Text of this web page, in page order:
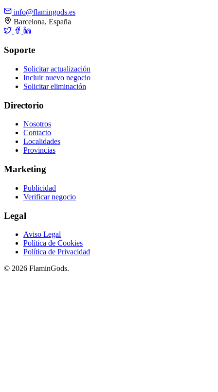
info@flamingods.es
Barcelona, España
Soporte
Solicitar actualización
Incluir nuevo negocio
Solicitar eliminación
Directorio
Nosotros
Contacto
Localidades
Provincias
Marketing
Publicidad
Verificar negocio
Legal
Aviso Legal
Política de Cookies
Política de Privacidad
© 2026 FlaminGods.